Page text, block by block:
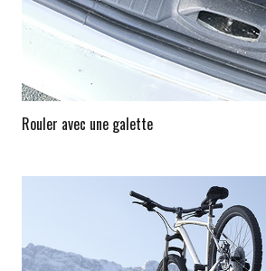
Rouler avec une galette